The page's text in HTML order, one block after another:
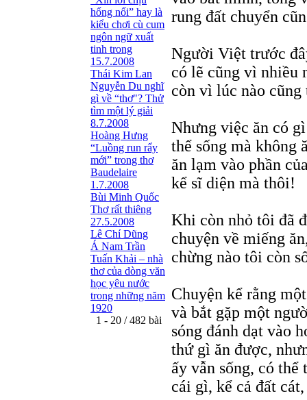
hổng nổi” hay là
kiểu chơi cù cum
ngôn ngữ xuất
tinh trong
15.7.2008
Thái Kim Lan
Nguyễn Du nghĩ
gì về “thơ"? Thử
tìm một lý giải
8.7.2008
Hoàng Hưng
“Luồng run rẩy
mới” trong thơ
Baudelaire
1.7.2008
Bùi Minh Quốc
Thơ rất thiêng
27.5.2008
Lê Chí Dũng
Á Nam Trần
Tuấn Khải – nhà
thơ của dòng văn
học yêu nước
trong những năm
1920
1 - 20 / 482 bài
rung đất chuyển
Người Việt trước
có lẽ cũng vì nhiều
còn vì lúc nào cũng
Nhưng việc ăn có
thể sống mà không
ăn lạm vào phần
kể sĩ diện mà thôi!
Khi còn nhỏ tôi đã
chuyện về miếng
chừng nào tôi còn
Chuyện kể rằng
và bắt gặp một
sóng đánh dạt vào
thứ gì ăn được,
ấy vẫn sống, có
cái gì, kể cả đất